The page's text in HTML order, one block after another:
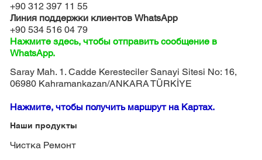
+90 312 397 11 55
Линия поддержки клиентов WhatsApp
+90 534 516 04 79
Нажмите здесь, чтобы отправить сообщение в
WhatsApp.
Saray Mah. 1. Cadde Keresteciler Sanayi Sitesi No: 16,
06980 Kahramankazan/ANKARA TÜRKİYE
Нажмите, чтобы получить маршрут на Картах.
Наши продукты
Чистка Ремонт